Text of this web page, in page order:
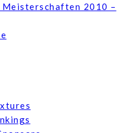
Meisterschaften 2010 –